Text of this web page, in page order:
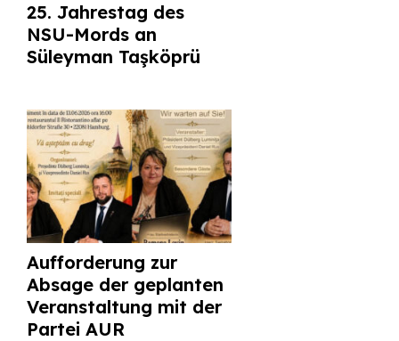
25. Jahrestag des
NSU-Mords an
Süleyman Taşköprü
Aufforderung zur
Absage der geplanten
Veranstaltung mit der
Partei AUR